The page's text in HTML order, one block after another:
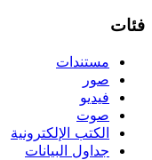
فئات
مستندات
صور
فيديو
صوت
الكتب الإلكترونية
جداول البيانات